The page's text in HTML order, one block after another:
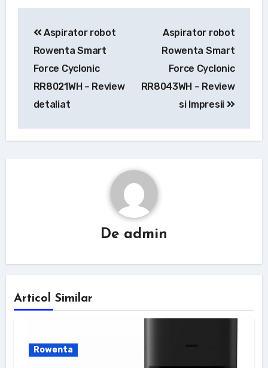
articole
Aspirator robot
Rowenta Smart
Force Cyclonic
RR8021WH – Review
detaliat
Aspirator robot
Rowenta Smart
Force Cyclonic
RR8043WH – Review
si Impresii
De admin
Articol Similar
Rowenta